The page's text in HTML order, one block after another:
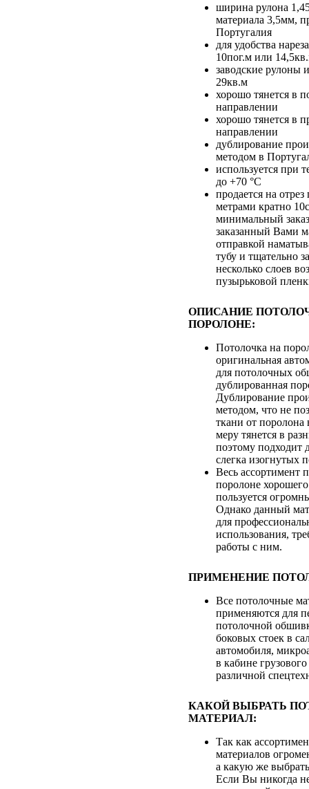
ширина рулона
материала 3,5мм,
Португалия
для удобства
10пог.м или
заводские рулоны
29кв.м
хорошо тянется в
направлении
хорошо тянется в
направлении
дублирование
методом в
используется при
до +70 °С
продается на
метрами кратно
минимальный
заказанный Вами
отправкой
тубу и тщательно
несколько слоев
пузырьковой
ОПИСАНИЕ
ПОРОЛОНЕ:
Потолочка на
оригинальная
для потолочных
дублированная
Дублирование
методом, что не
ткани от
меру тянется в
поэтому подходит
слегка изогнутых
Весь ассортимент
поролоне хорошего
пользуется
Однако данный
для
использования,
работы с ним.
ПРИМЕНЕНИЕ
Все потолочные
применяются для
потолочной
боковых стоек в
автомобиля,
в кабине
различной
КАКОЙ ВЫБРАТЬ
МАТЕРИАЛ:
Так как
материалов
а какую же
Если Вы никогда